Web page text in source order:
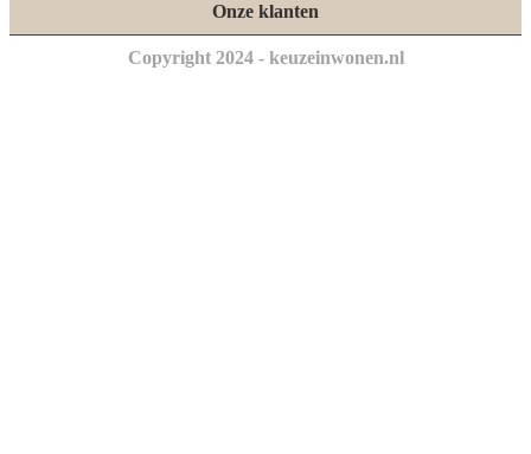
Onze klanten
Copyright 2024 - keuzeinwonen.nl